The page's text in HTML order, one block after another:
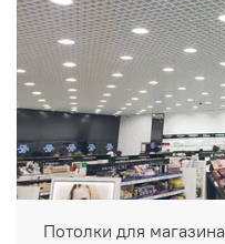
Потолки для магазина